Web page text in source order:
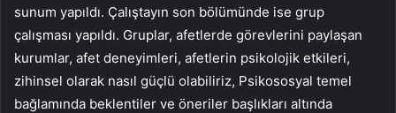
sunum yapıldı. Çalıştayın son bölümünde ise grup
çalışması yapıldı. Gruplar, afetlerde görevlerini paylaşan
kurumlar, afet deneyimleri, afetlerin psikolojik etkileri,
zihinsel olarak nasıl güçlü olabiliriz, Psikososyal temel
bağlamında beklentiler ve öneriler başlıkları altında